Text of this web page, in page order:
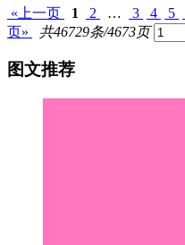
«上一页 1 2 … 3 4 5
页»
共46729条/4673页
图文推荐